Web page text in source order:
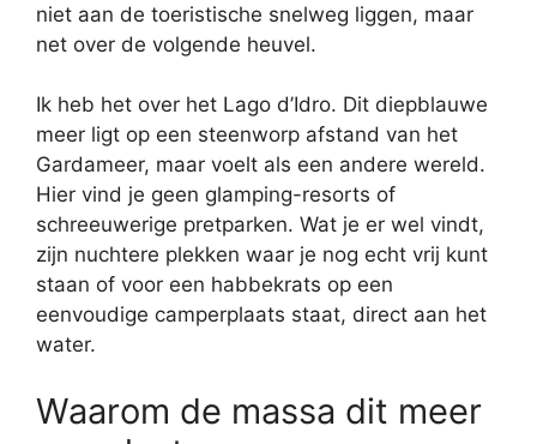
niet aan de toeristische snelweg liggen, maar
net over de volgende heuvel.
Ik heb het over het Lago d’Idro. Dit diepblauwe
meer ligt op een steenworp afstand van het
Gardameer, maar voelt als een andere wereld.
Hier vind je geen glamping-resorts of
schreeuwerige pretparken. Wat je er wel vindt,
zijn nuchtere plekken waar je nog echt vrij kunt
staan of voor een habbekrats op een
eenvoudige camperplaats staat, direct aan het
water.
Waarom de massa dit meer